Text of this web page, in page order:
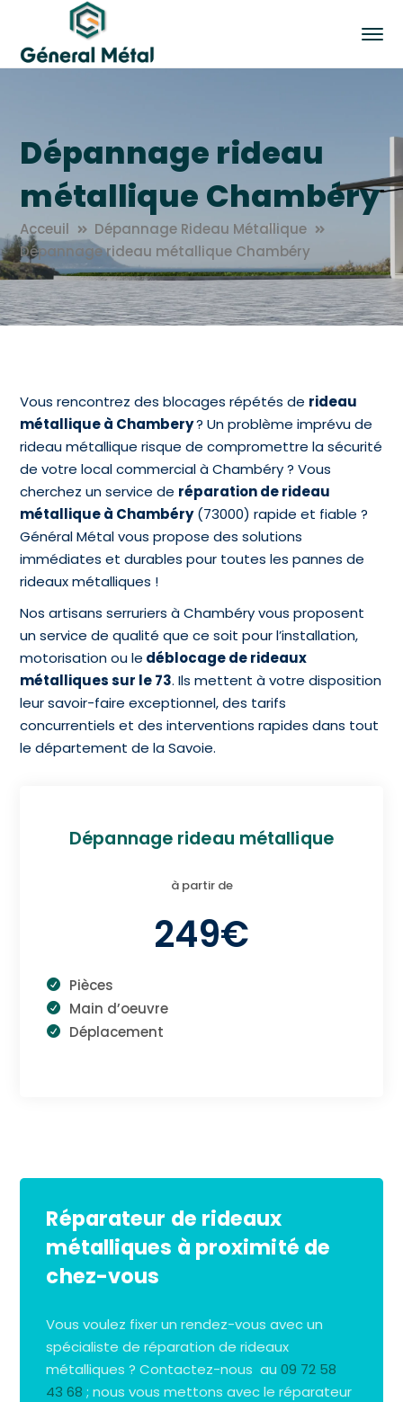
Dépannage rideau
métallique Chambéry
Acceuil
Dépannage Rideau Métallique
Dépannage rideau métallique Chambéry
Vous rencontrez des blocages répétés de rideau
métallique à Chambery? Un problème imprévu de
rideau métallique risque de compromettre la sécurité
de votre local commercial à Chambéry ? Vous
cherchez un service de réparation de rideau
métallique à Chambéry(73000) rapide et fiable ?
Général Métal vous propose des solutions
immédiates et durables pour toutes les pannes de
rideaux métalliques !
Nos artisans serruriers à Chambéry vous proposent
un service de qualité que ce soit pour l’installation,
motorisation ou le déblocage de rideaux
métalliques sur le 73. Ils mettent à votre disposition
leur savoir-faire exceptionnel, des tarifs
concurrentiels et des interventions rapides dans tout
le département de la Savoie.
Dépannage rideau métallique
à partir de
249€
Pièces
Main d’oeuvre
Déplacement
Réparateur de rideaux
métalliques à proximité de
chez-vous
Vous voulez fixer un rendez-vous avec un
spécialiste de réparation de rideaux
métalliques ? Contactez-nous au09 72 58
43 68 ; nous vous mettons avec le réparateur